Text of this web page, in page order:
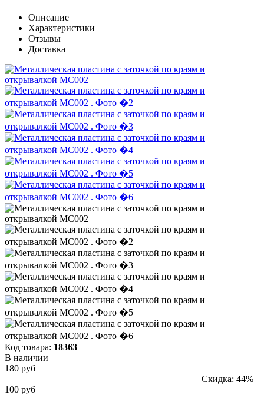
Описание
Характеристики
Отзывы
Доставка
Код товара: 18363
В наличии
180 руб
Скидка: 44%
100 руб